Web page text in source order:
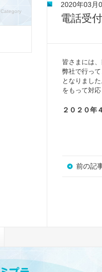
2020年03月
電話受
皆さまには
弊社で行っ
となりまし
をもって対
２０２０年
前の記
Category